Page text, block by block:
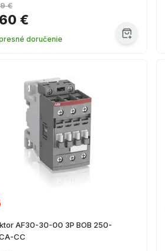
€
€
doručenie
AF30-30-00 3P BOB 250-
CC